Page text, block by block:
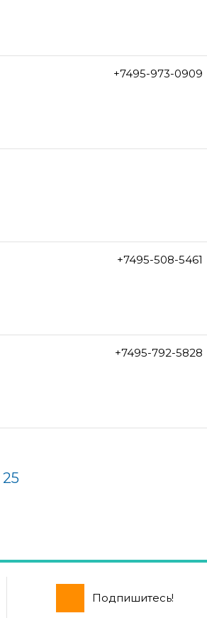
+7495-973-0909
+7495-508-5461
+7495-792-5828
25
Подпишитесь!